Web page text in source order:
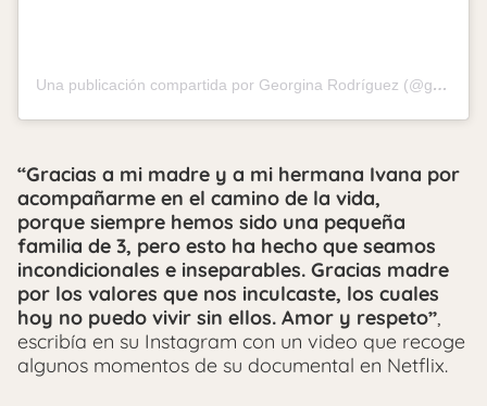
Una publicación compartida por Georgina Rodríguez (@georginagio)
“Gracias a mi madre y a mi hermana Ivana por
acompañarme en el camino de la vida,
porque siempre hemos sido una pequeña
familia de 3, pero esto ha hecho que seamos
incondicionales e inseparables. Gracias madre
por los valores que nos inculcaste, los cuales
hoy no puedo vivir sin ellos. Amor y respeto”,
escribía en su Instagram con un video que recoge
algunos momentos de su documental en Netflix.